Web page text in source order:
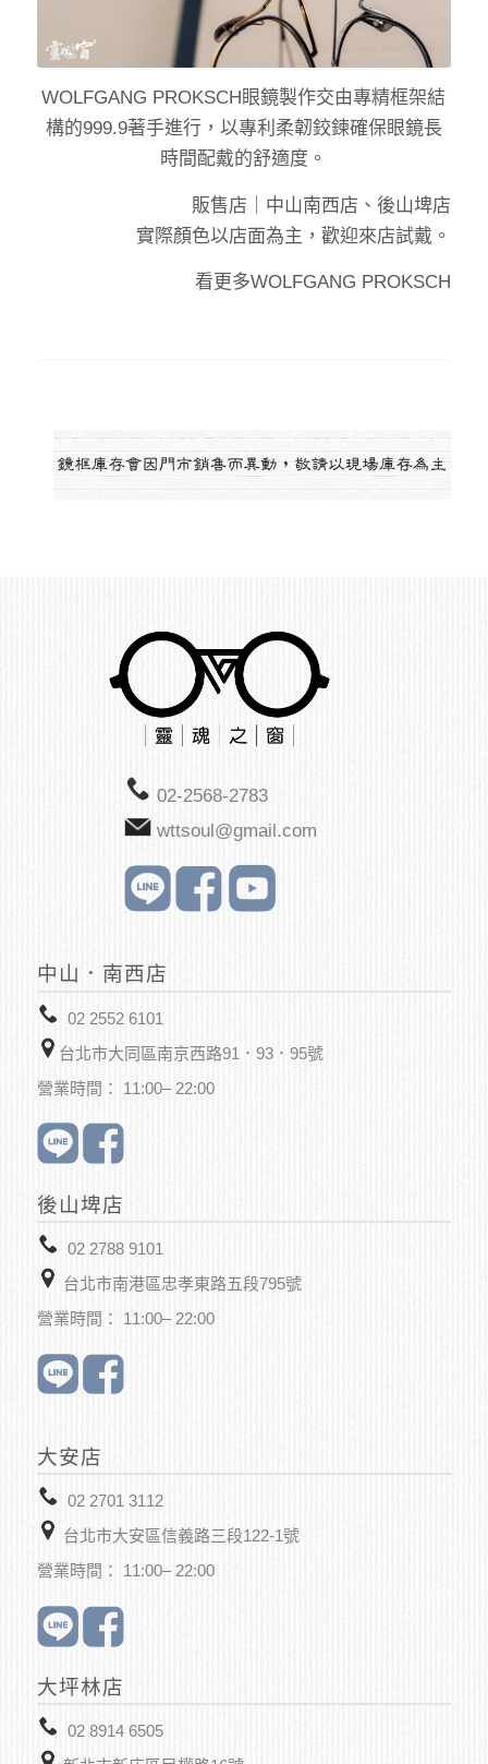
WOLFGANG PROKSCH眼鏡製作交由專精框架結
構的999.9著手進行，以專利柔韌鉸鍊確保眼鏡長
時間配戴的舒適度。
販售店｜ 中山南西店、後山埤店
實際顏色以店面為主，歡迎來店試戴。
看更多WOLFGANG PROKSCH
02-2568-2783
wttsoul@gmail.com
中山．南西店
02 2552 6101
台北市大同區南京西路91．93．95號
營業時間： 11:00– 22:00
後山埤店
02 2788 9101
台北市南港區忠孝東路五段795號
營業時間： 11:00– 22:00
大安店
02 2701 3112
台北市大安區信義路三段122-1號
營業時間： 11:00– 22:00
大坪林店
02 8914 6505